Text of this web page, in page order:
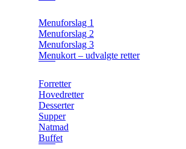
Menuforslag 1
Menuforslag 2
Menuforslag 3
Menukort – udvalgte retter
Forretter
Hovedretter
Desserter
Supper
Natmad
Buffet